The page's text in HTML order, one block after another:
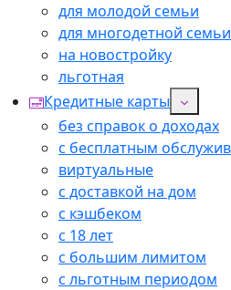
для молодой семьи
для многодетной семьи
на новостройку
льготная
Кредитные карты
без справок о доходах
с бесплатным
виртуальные
с доставкой на дом
с кэшбеком
с 18 лет
с большим лимитом
с льготным периодом